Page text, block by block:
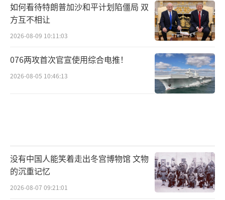
如何看待特朗普加沙和平计划陷僵局 双
方互不相让
2026-08-09 10:11:03
076两攻首次官宣使用综合电推！
2026-08-05 10:46:13
没有中国人能笑着走出冬宫博物馆 文物
的沉重记忆
2026-08-07 09:21:01